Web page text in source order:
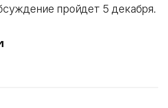
пройдет 5 декабря.